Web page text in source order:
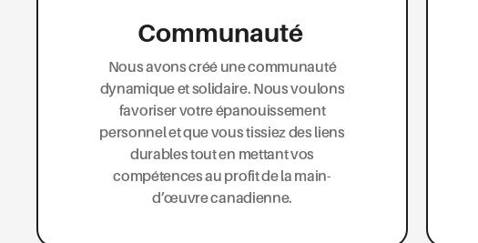
Communauté
Nous avons créé une communauté
dynamique et solidaire. Nous voulons
favoriser votre épanouissement
personnel et que vous tissiez des liens
durables tout en mettant vos
compétences au profit de la main-
d’œuvre canadienne.